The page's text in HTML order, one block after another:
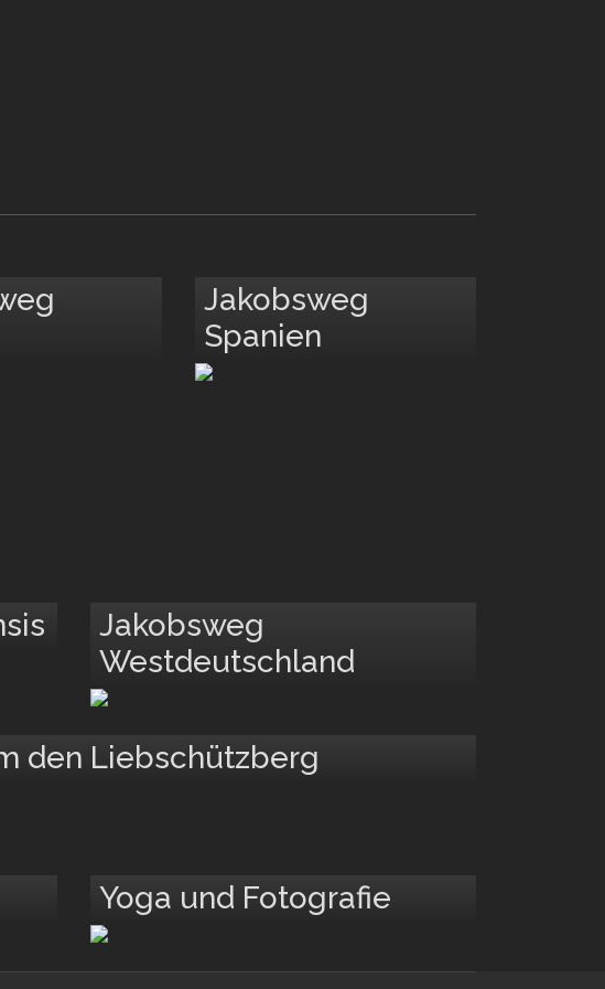
Jakobsweg
Spanien
Jakobsweg
Westdeutschland
den Liebschützberg
Yoga und Fotografie